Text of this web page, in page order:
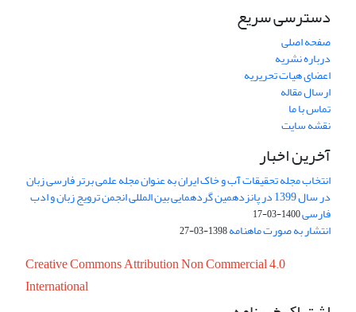
دسترسی سریع
صفحه اصلی
درباره نشریه
اعضای هیات تحریریه
ارسال مقاله
تماس با ما
نقشه سایت
آخرین اخبار
انتخاب مجله تحقیقات آب و خاک ایران به عنوان مجله علمی برتر فارسی زبان
در سال 1399 در پانزدهمین گردهمایی بین المللی انجمن ترویج زبان و ادب
فارسی1400-03-17
انتشار به صورت ماهنامه1398-03-27
Creative Commons Attribution Non Commercial 4.0
International